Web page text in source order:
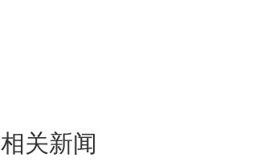
相关新闻